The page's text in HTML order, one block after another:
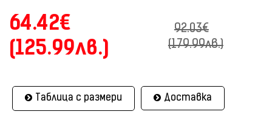
64.42€
(125.99лв.)
92.03€
(179.99лв.)
Таблица с размери Доставка